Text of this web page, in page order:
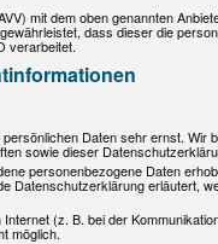
mit dem oben genannten
dass dieser die
verarbeitet.
Daten sehr ernst.
sowie dieser
personenbezogene Daten
Datenschutzerklärung erläutert,
(z. B. bei der
möglich.